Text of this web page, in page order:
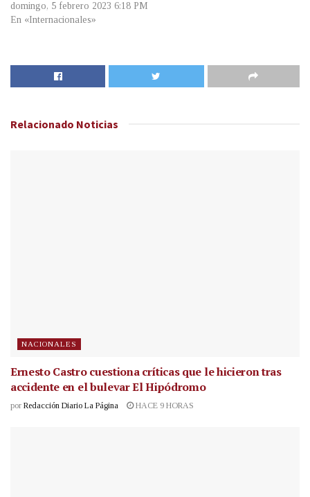
domingo, 5 febrero 2023 6:18 PM
En «Internacionales»
Relacionado Noticias
NACIONALES
Ernesto Castro cuestiona críticas que le hicieron tras
accidente en el bulevar El Hipódromo
por Redacción Diario La Página HACE 9 HORAS